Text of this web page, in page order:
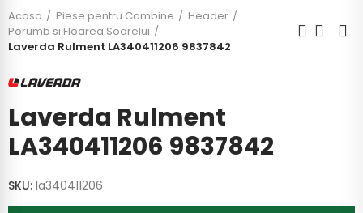
Acasa Piese pentru Combine
Header
Porumb si Floarea Soarelui
Laverda Rulment LA340411206 9837842
Laverda Rulment
LA340411206 9837842
SKU: la340411206